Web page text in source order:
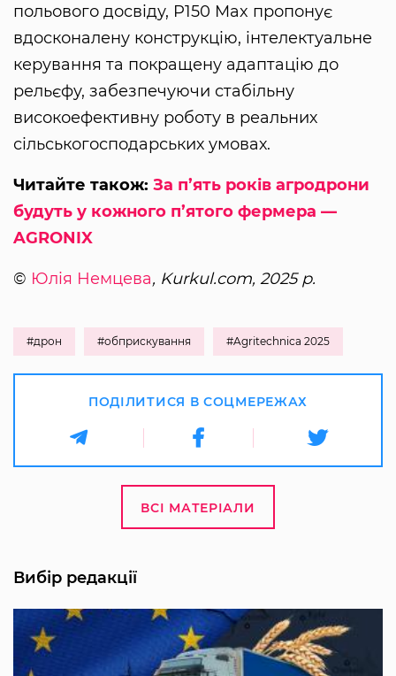
польового досвіду, P150 Max пропонує
вдосконалену конструкцію, інтелектуальне
керування та покращену адаптацію до
рельєфу, забезпечуючи стабільну
високоефективну роботу в реальних
сільськогосподарських умовах.
Читайте також: За п’ять років агродрони
будуть у кожного п’ятого фермера —
AGRONIX
© Юлія Немцева, Kurkul.com, 2025 р.
#дрон #обприскування #Agritechnica 2025
ПОДІЛИТИСЯ В СОЦМЕРЕЖАХ
ВСІ МАТЕРІАЛИ
Вибір редакції